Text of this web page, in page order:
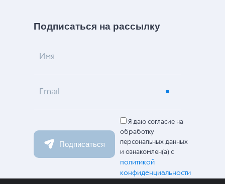
Подписаться на рассылку
Имя
Email
Подписаться
Я даю согласие на
обработку
персональных данных
и ознакомлен(а) с
политикой
конфиденциальности